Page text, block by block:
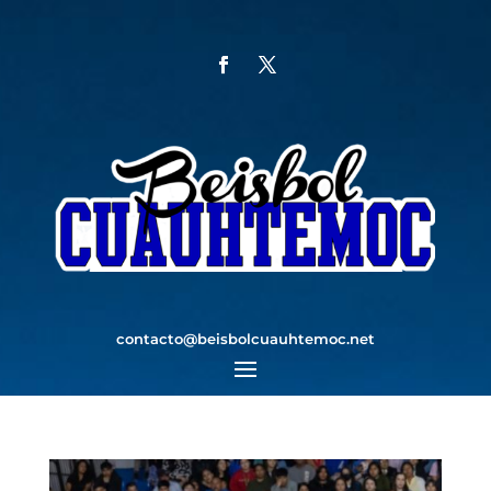
contacto@beisbolcuauhtemoc.net